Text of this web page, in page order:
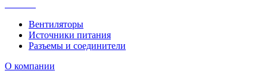
Вентиляторы
Источники питания
Разъемы и соединители
О компании